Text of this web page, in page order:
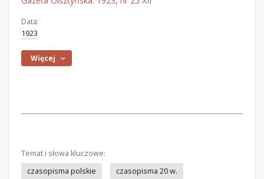
Data:
1923
Więcej
Temat i słowa kluczowe:
czasopisma polskie
czasopisma 20 w.